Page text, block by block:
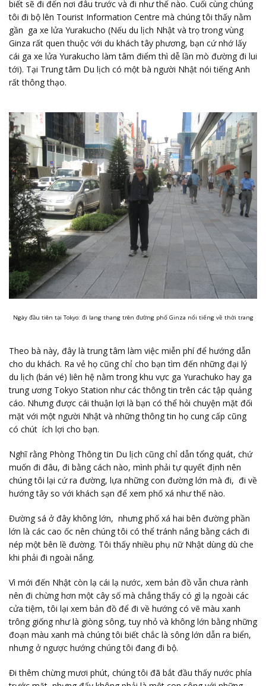
biết sẽ đi đến nơi đâu trước và đi như thế nào. Cuối cùng chúng
tôi đi bộ lên Tourist Information Centre mà chúng tôi thấy nằm
gần ga xe lửa Yurakucho (Nếu du lịch Nhật và trọ trong vùng
Ginza rất quen thuộc với du khách tây phương, bạn cứ nhớ lấy
cái ga xe lửa Yurakucho làm tâm điểm thì dễ lần mò đường đi lui
tới). Tại Trung tâm Du lịch có một bà người Nhật nói tiếng Anh
rất thông thạo.
Ngày đầu tiên tại Tokyo: đi lang thang trên đường phố Ginza nổi tiếng về thời trang
Theo bà này, đây là trung tâm làm việc miễn phí để hướng dẫn
cho du khách. Ra vẻ họ cũng chỉ cho bạn tìm đến những đại lý
du lịch (bán vé) liên hệ nằm trong khu vực ga Yurachuko hay ga
trung ương Tokyo Station như các thông tin trên các tập quảng
cáo. Nhưng được cái thuận lợi là bạn có thể hỏi chuyện mặt đối
mặt với một người Nhật và những thông tin họ cung cấp cũng
có chút ích lợi cho bạn.
Nghĩ rằng Phòng Thông tin Du lịch cũng chỉ dẫn tổng quát, chứ
muốn đi đâu, đi bằng cách nào, mình phải tự quyết định nên
chúng tôi lại cứ ra đường, lựa những con đường lớn mà đi, đi về
hướng tây so với khách sạn để xem phố xá như thế nào.
Đường sá ở đây không lớn, nhưng phố xá hai bên đường phần
lớn là các cao ốc nên chúng tôi có thể tránh nắng bằng cách đi
nép một bên lề đường. Tôi thấy nhiều phụ nữ Nhật dùng dù che
khi phải đi ngoài nắng.
Vì mới đến Nhật còn lạ cái lạ nước, xem bản đồ vẫn chưa rành
nên đi chừng hơn một cây số mà chẳng thấy có gì lạ ngoài các
cửa tiệm, tôi lại xem bản đồ để đi về hướng có vẽ màu xanh
trông giống như là giòng sông, tuy nhỏ và không lớn bằng những
đoạn màu xanh mà chúng tôi biết chắc là sông lớn dẫn ra biển,
nhưng ở ngược hướng chúng tôi đang đi bộ.
Đi thêm chừng mươi phút, chúng tôi đã bắt đầu thấy nước phía